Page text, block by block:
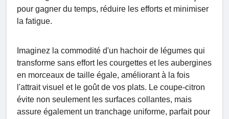
pour gagner du temps, réduire les efforts et minimiser
la fatigue.
Imaginez la commodité d'un hachoir de légumes qui
transforme sans effort les courgettes et les aubergines
en morceaux de taille égale, améliorant à la fois
l'attrait visuel et le goût de vos plats. Le coupe-citron
évite non seulement les surfaces collantes, mais
assure également un tranchage uniforme, parfait pour